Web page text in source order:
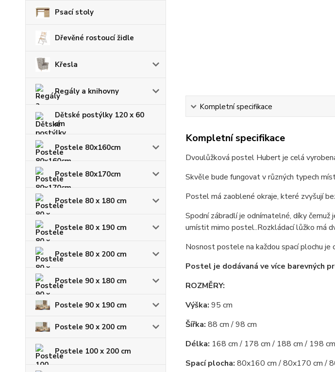
Psací stoly
Dřevěné rostoucí židle
Křesla
Regály a knihovny
Dětské postýlky 120 x 60
cm
Postele 80x160cm
Postele 80x170cm
Postele 80 x 180 cm
Postele 80 x 190 cm
Postele 80 x 200 cm
Postele 90 x 180 cm
Postele 90 x 190 cm
Postele 90 x 200 cm
Postele 100 x 200 cm
Kompletní specifikace
Kompletní specifikace
Dvoulůžková postel Hubert je celá
Skvěle bude fungovat v různých typech
Postel má zaoblené okraje, které zvyšují
Spodní zábradlí je odnímatelné, díky čemuž
umístit mimo postel..Rozkládací lůžko má
Nosnost postele na každou spací plochu je
Postel je dodávaná ve více barevných
ROZMĚRY:
Výška: 95 cm
Šířka: 88 cm / 98 cm
Délka: 168 cm / 178 cm / 188 cm / 198
Spací plocha: 80x160 cm / 80x170 cm /